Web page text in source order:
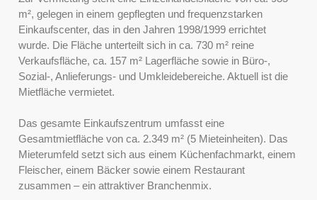
m², gelegen in einem gepflegten und frequenzstarken
Einkaufscenter, das in den Jahren 1998/1999 errichtet
wurde. Die Fläche unterteilt sich in ca. 730 m² reine
Verkaufsfläche, ca. 157 m² Lagerfläche sowie in Büro-,
Sozial-, Anlieferungs- und Umkleidebereiche. Aktuell ist die
Mietfläche vermietet.
Das gesamte Einkaufszentrum umfasst eine
Gesamtmietfläche von ca. 2.349 m² (5 Mieteinheiten). Das
Mieterumfeld setzt sich aus einem Küchenfachmarkt, einem
Fleischer, einem Bäcker sowie einem Restaurant
zusammen – ein attraktiver Branchenmix.